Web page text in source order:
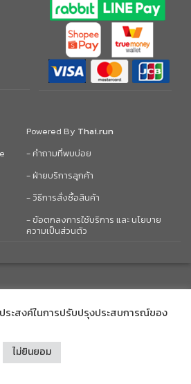
Powered By Thai.run
- คำถามที่พบบ่อย
- ฝ่ายบริการลูกค้า
- วิธีการสั่งซื้อสินค้า
- ข้อตกลงการใช้บริการ และ นโยบาย
ความเป็นส่วนตัว
ระสงค์ในการปรับปรุงประสบการณ์ของ
ไม่ยินยอม